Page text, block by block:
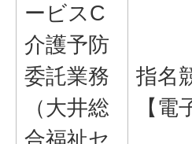
ービスC
介護予防
委託業務
（大井総
合福祉セ
指名
【電